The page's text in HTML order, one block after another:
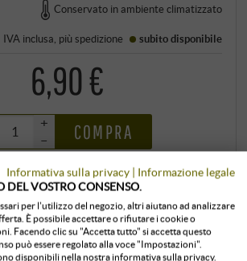
Conservato in ambiente climatizzato
IVA inclusa , piùspedizione subito disponibile
6,90 €
+
–
COMPRA
Informativa sulla privacy | Informazione legale
VOSTRO CONSENSO.
per l'utilizzo del negozio, altri aiutano ad analizzare
È possibile accettare o rifiutare i cookie o
Facendo clic su "Accetta tutto" si accetta questo
può essere regolato alla voce "Impostazioni".
disponibili nella nostra informativa sulla privacy.